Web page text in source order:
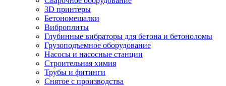
3D принтеры
Бетономешалки
Виброплиты
Глубинные вибраторы для бетона и бетоноломы
Грузоподъемное оборудование
Насосы и насосные станции
Строительная химия
Трубы и фитинги
Снятое с производства